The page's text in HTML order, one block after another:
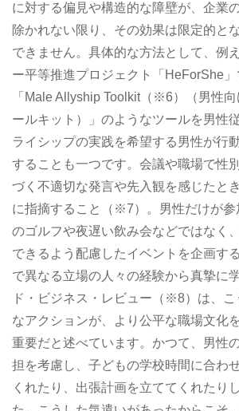
に対する偏見や構造的な障壁が、企業
除かれない限り、その効果は限定的と
できません。具体的な方法として、例
ー平等推進プロジェクト「HeForShe
「Male Allyship Toolkit（※6）（男性
ールキット）」のようなツールを男性
ライシップの実践を希望する男性が行
することも一つです。会議や職場で性
づく不適切な発言や先入観を感じたと
に指摘すること（※7）。男性だけが参
のゴルフや夜遅い飲み会などではなく
できるよう配慮したイベントを企画す
で異なる立場の人々の経験から真摯に
ド・ビジネス・レビュー（※8）は、こ
なアクションが、より公平な職場文化
重要だと述べています。かつて、男性
担を考慮し、子どもの学校時間に合わ
くれたり、出張計画を立ててくれたり